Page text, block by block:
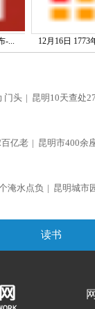
-... 12月16日 1773
门头 | 昆明10天查处
亿老 | 昆明市400余
淹水点负 | 昆明城市
读书